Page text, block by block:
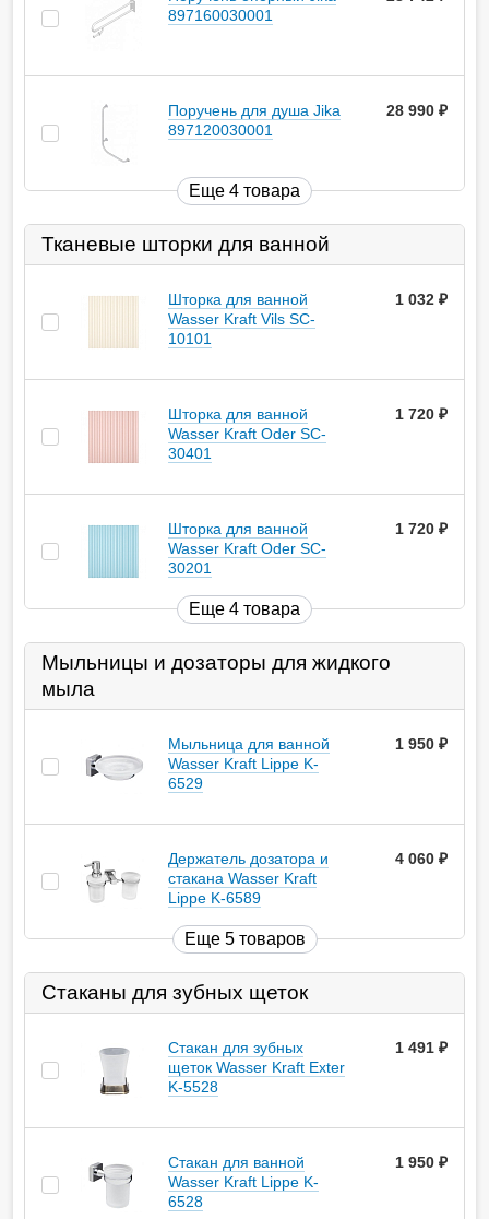
897160030001
Поручень для душа Jika
897120030001
28 990
Еще 4 товара
Тканевые шторки для ванной
Шторка для ванной
Wasser Kraft Vils SC-
10101
1 032
Шторка для ванной
Wasser Kraft Oder SC-
30401
1 720
Шторка для ванной
Wasser Kraft Oder SC-
30201
1 720
Еще 4 товара
Мыльницы и дозаторы для жидкого
мыла
Мыльница для ванной
Wasser Kraft Lippe K-
6529
1 950
Держатель дозатора и
стакана Wasser Kraft
Lippe K-6589
4 060
Еще 5 товаров
Стаканы для зубных щеток
Стакан для зубных
щеток Wasser Kraft Exter
K-5528
1 491
Стакан для ванной
Wasser Kraft Lippe K-
6528
1 950